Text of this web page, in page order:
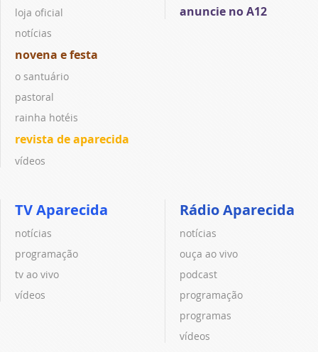
loja oficial
notícias
novena e festa
o santuário
pastoral
rainha hotéis
revista de aparecida
vídeos
anuncie no A12
TV Aparecida
notícias
programação
tv ao vivo
vídeos
Rádio Aparecida
notícias
ouça ao vivo
podcast
programação
programas
vídeos